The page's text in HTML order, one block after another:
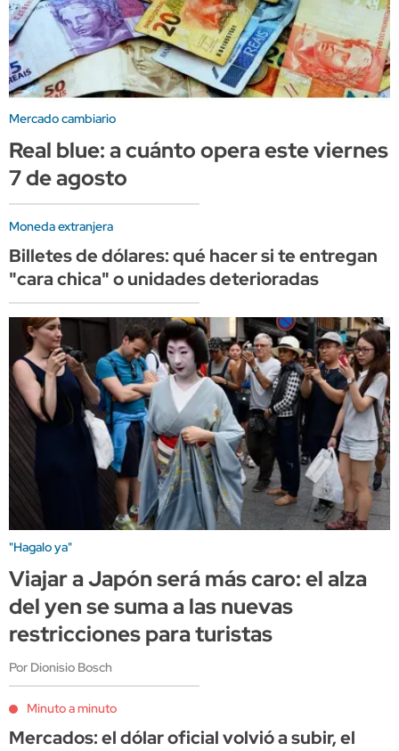
Mercado cambiario
Real blue: a cuánto opera este viernes
7 de agosto
Moneda extranjera
Billetes de dólares: qué hacer si te entregan
"cara chica" o unidades deterioradas
"Hagalo ya"
Viajar a Japón será más caro: el alza
del yen se suma a las nuevas
restricciones para turistas
Por Dionisio Bosch
Minuto a minuto
Mercados: el dólar oficial volvió a subir, el